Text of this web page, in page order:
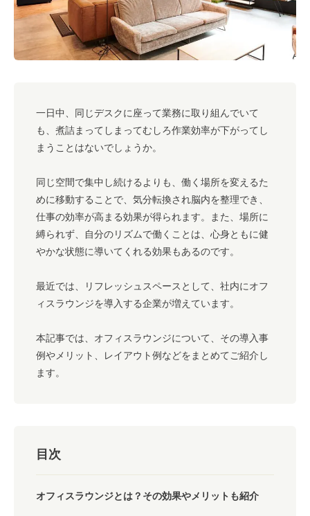
一日中、同じデスクに座って業務に取り組んでいて
も、煮詰まってしまってむしろ作業効率が下がってし
まうことはないでしょうか。
同じ空間で集中し続けるよりも、働く場所を変えるた
めに移動することで、気分転換され脳内を整理でき、
仕事の効率が高まる効果が得られます。また、場所に
縛られず、自分のリズムで働くことは、心身ともに健
やかな状態に導いてくれる効果もあるのです。
最近では、リフレッシュスペースとして、社内にオフ
ィスラウンジを導入する企業が増えています。
本記事では、オフィスラウンジについて、その導入事
例やメリット、レイアウト例などをまとめてご紹介し
ます。
目次
オフィスラウンジとは？その効果やメリットも紹介